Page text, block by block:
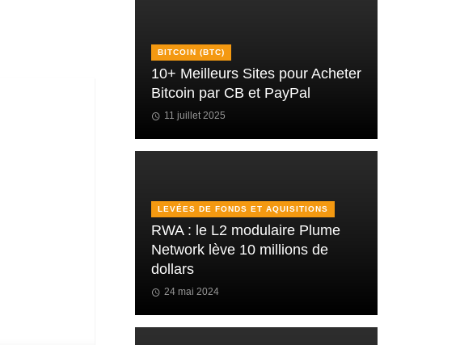
BITCOIN (BTC)
10+ Meilleurs Sites pour Acheter
Bitcoin par CB et PayPal
11 juillet 2025
LEVÉES DE FONDS ET AQUISITIONS
RWA : le L2 modulaire Plume
Network lève 10 millions de
dollars
24 mai 2024